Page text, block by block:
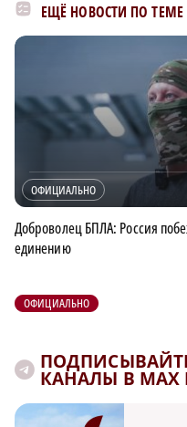
ЕЩЁ НОВОСТИ ПО ТЕМЕ
ОФИЦИАЛЬНО
Доброволец БПЛА: Россия
единению
ОФИЦИАЛЬНО
КАНАЛЫ В MAX